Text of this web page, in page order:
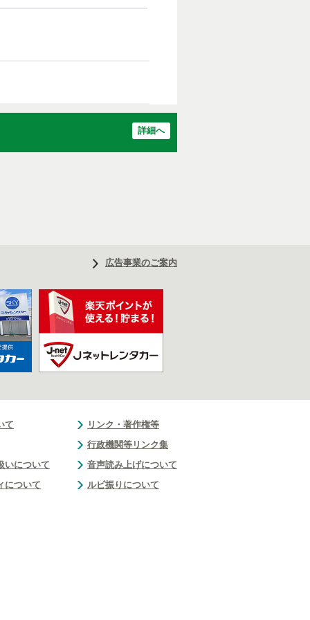
詳細へ
広告事業のご案内
て
いについて
について
リンク・著作権等
行政機関等リンク集
音声読み上げについて
ルビ振りについて